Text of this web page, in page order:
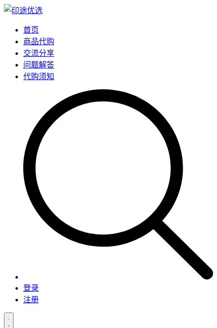
首页
商品代购
交流分享
问题解答
代购须知
登录
注册